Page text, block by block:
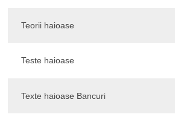
Teorii haioase
Teste haioase
Texte haioase Bancuri